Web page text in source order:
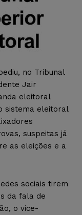
no Tribunal
Jair
eleitoral
sistema eleitoral
suspeitas já
as eleições e a
sociais tirem
da fala de
o vice-